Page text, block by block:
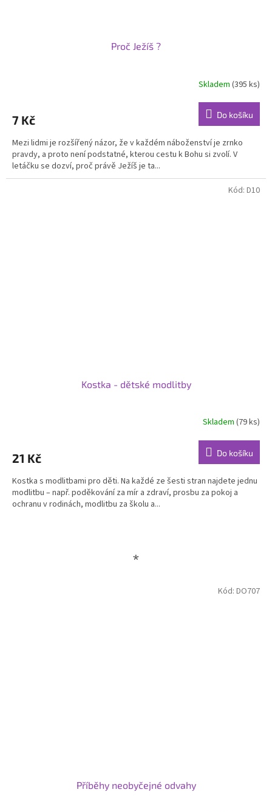
Proč Ježíš ?
Skladem (395 ks)
7 Kč Do košíku
Mezi lidmi je rozšířený názor, že v každém náboženství je zrnko
pravdy, a proto není podstatné, kterou cestu k Bohu si zvolí. V
letáčku se dozví, proč právě Ježíš je ta...
Kostka - dětské modlitby
je
z
5
hvězdiček.
Skladem(79 ks)
21 Kč Do košíku
Kostka s modlitbami pro děti. Na každé ze šesti stran najdete jednu
modlitbu – např. poděkování za mír a zdraví, prosbu za pokoj a
ochranu v rodinách, modlitbu za školu a...
Kód: D10
*
Příběhy neobyčejné odvahy
Kód: DO707